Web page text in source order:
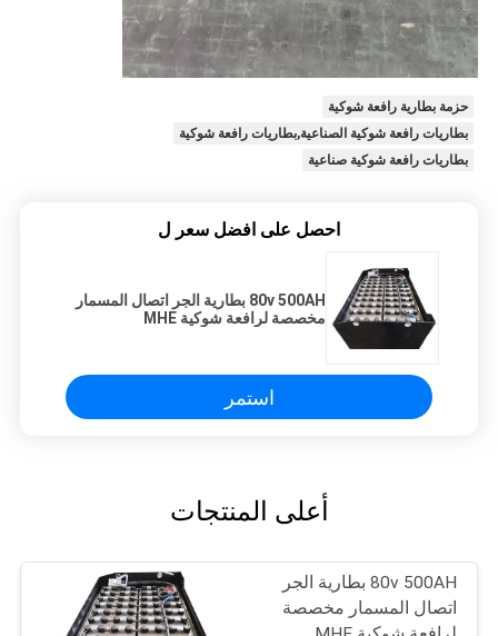
حزمة بطارية رافعة شوكية
بطاريات رافعة شوكية الصناعية,بطاريات رافعة شوكية
بطاريات رافعة شوكية صناعية
احصل على افضل سعر ل
80v 500AH بطارية الجر اتصال المسمار
مخصصة لرافعة شوكية MHE
استمر
أعلى المنتجات
80v 500AH بطارية الجر
اتصال المسمار مخصصة